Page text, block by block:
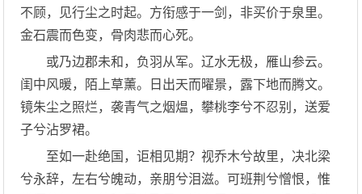
不顾，见行尘之时起。方衔感于一剑，非买价于泉里。
金石震而色变，骨肉悲而心死。
或乃边郡未和，负羽从军。辽水无极，雁山参云。
闺中风暖，陌上草薰。日出天而曜景，露下地而腾文。
镜朱尘之照烂，袭青气之烟煴，攀桃李兮不忍别，送爱
子兮沾罗裙。
至如一赴绝国，讵相见期？视乔木兮故里，决北梁
兮永辞，左右兮魄动，亲朋兮泪滋。可班荆兮憎恨，惟